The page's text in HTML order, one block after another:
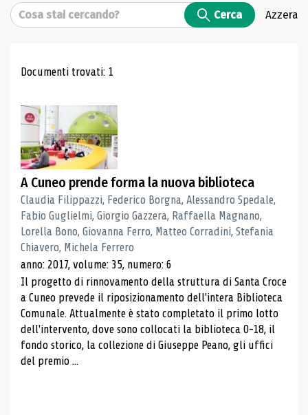
Cerca Cerca Azzera
Risultati di ricerca
Documenti trovati: 1
A Cuneo prende forma la nuova biblioteca
Claudia Filippazzi, Federico Borgna, Alessandro Spedale,
Fabio Guglielmi, Giorgio Gazzera, Raffaella Magnano,
Lorella Bono, Giovanna Ferro, Matteo Corradini, Stefania
Chiavero, Michela Ferrero
anno: 2017, volume: 35, numero: 6
Il progetto di rinnovamento della struttura di Santa Croce
a Cuneo prevede il riposizionamento dell'intera Biblioteca
Comunale. Attualmente è stato completato il primo lotto
dell'intervento, dove sono collocati la biblioteca 0-18, il
fondo storico, la collezione di Giuseppe Peano, gli uffici
del premio ...